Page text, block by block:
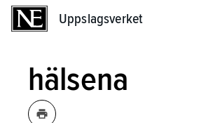
Uppslagsverket
hälsena